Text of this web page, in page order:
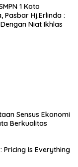
1 Koto
Pasbar Hj.Erlinda :
Niat Ikhlas
Sensus Ekonomi
Berkualitas
Pricing Is Everything